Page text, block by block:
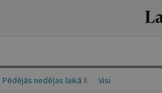
Pēdējās nedēļas laikā 8 Visi